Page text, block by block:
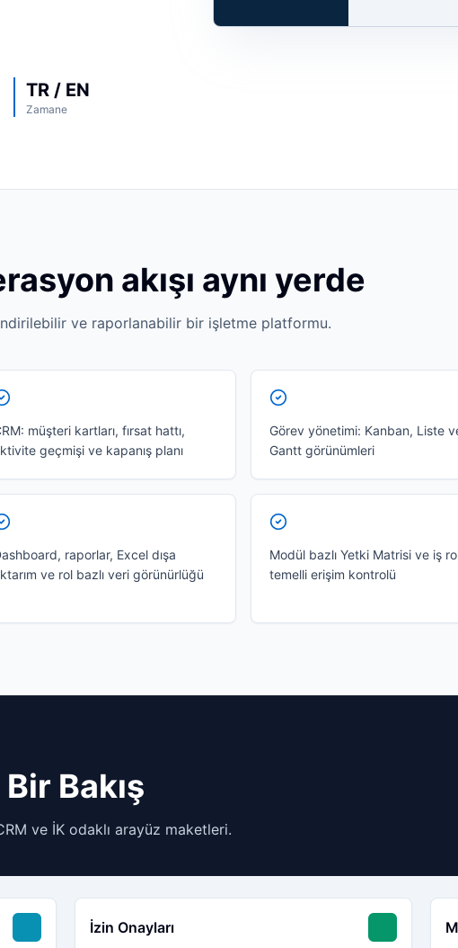
TR / EN
Zamane
akışı aynı yerde
ve raporlanabilir bir işletme platformu.
müşteri kartları, fırsat hattı,
geçmişi ve kapanış planı
Görev yönetimi: Kanban, Liste
Gantt görünümleri
raporlar, Excel dışa
ve rol bazlı veri görünürlüğü
Modül bazlı Yetki Matrisi ve iş
temelli erişim kontrolü
Bakış
ve İK odaklı arayüz maketleri.
İzin Onayları